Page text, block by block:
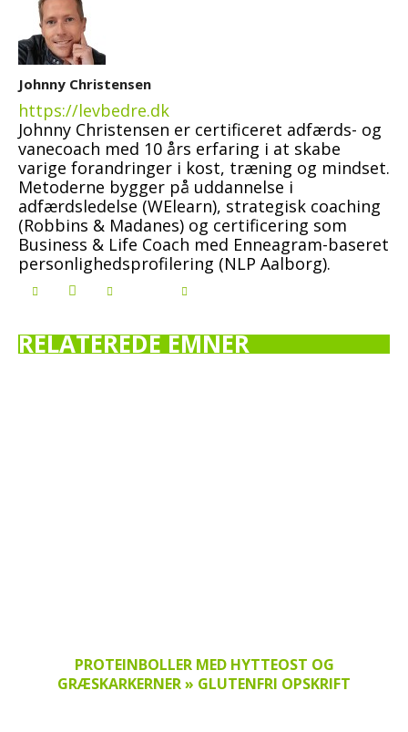
Johnny Christensen
https://levbedre.dk
Johnny Christensen er certificeret adfærds- og
vanecoach med 10 års erfaring i at skabe
varige forandringer i kost, træning og mindset.
Metoderne bygger på uddannelse i
adfærdsledelse (WElearn), strategisk coaching
(Robbins & Madanes) og certificering som
Business & Life Coach med Enneagram-baseret
personlighedsprofilering (NLP Aalborg).
RELATEREDE EMNER
PROTEINBOLLER MED HYTTEOST OG
GRÆSKARKERNER » GLUTENFRI OPSKRIFT